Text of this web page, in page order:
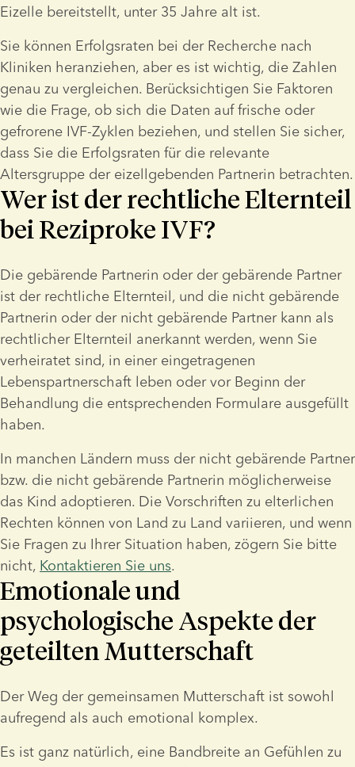
Eizelle bereitstellt, unter 35 Jahre alt ist.
Sie können Erfolgsraten bei der Recherche nach
Kliniken heranziehen, aber es ist wichtig, die Zahlen
genau zu vergleichen. Berücksichtigen Sie Faktoren
wie die Frage, ob sich die Daten auf frische oder
gefrorene IVF-Zyklen beziehen, und stellen Sie sicher,
dass Sie die Erfolgsraten für die relevante
Altersgruppe der eizellgebenden Partnerin betrachten.
Wer ist der rechtliche Elternteil
bei Reziproke IVF?
Die gebärende Partnerin oder der gebärende Partner
ist der rechtliche Elternteil, und die nicht gebärende
Partnerin oder der nicht gebärende Partner kann als
rechtlicher Elternteil anerkannt werden, wenn Sie
verheiratet sind, in einer eingetragenen
Lebenspartnerschaft leben oder vor Beginn der
Behandlung die entsprechenden Formulare ausgefüllt
haben.
In manchen Ländern muss der nicht gebärende Partner
bzw. die nicht gebärende Partnerin möglicherweise
das Kind adoptieren. Die Vorschriften zu elterlichen
Rechten können von Land zu Land variieren, und wenn
Sie Fragen zu Ihrer Situation haben, zögern Sie bitte
nicht, Kontaktieren Sie uns.
Emotionale und
psychologische Aspekte der
geteilten Mutterschaft
Der Weg der gemeinsamen Mutterschaft ist sowohl
aufregend als auch emotional komplex.
Es ist ganz natürlich, eine Bandbreite an Gefühlen zu